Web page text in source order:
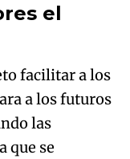
el
facilitar a los
a los futuros
las
que se